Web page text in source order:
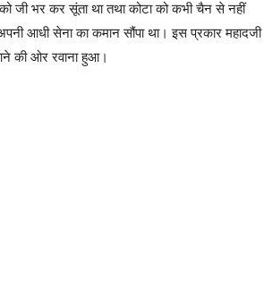
जी भर कर सूंता था तथा कोटा को कभी चैन से नहीं
आधी सेना का कमान सौंपा था। इस प्रकार महादजी
की ओर रवाना हुआ।